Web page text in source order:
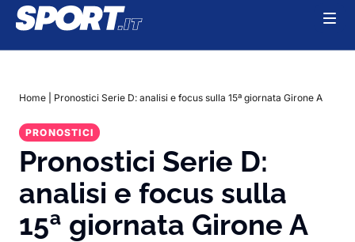
Home Pronostici Serie D: analisi e focus sulla 15ª giornata Girone A
PRONOSTICI
Pronostici Serie D:
analisi e focus sulla
15ª giornata Girone A